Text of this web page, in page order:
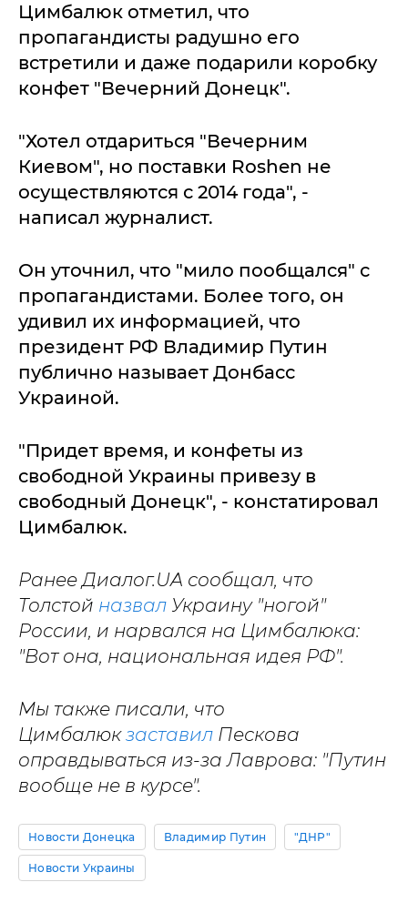
Цимбалюк отметил, что
пропагандисты радушно его
встретили и даже подарили коробку
конфет "Вечерний Донецк".
"Хотел отдариться "Вечерним
Киевом", но поставки Roshen не
осуществляются с 2014 года", -
написал журналист.
Он уточнил, что "мило пообщался" с
пропагандистами. Более того, он
удивил их информацией, что
президент РФ Владимир Путин
публично называет Донбасс
Украиной.
"Придет время, и конфеты из
свободной Украины привезу в
свободный Донецк", - констатировал
Цимбалюк.
Ранее Диалог.UA сообщал, что
Толстой назвал Украину "ногой"
России, и нарвался на Цимбалюка:
"Вот она, национальная идея РФ".
Мы также писали, что
Цимбалюкзаставил Пескова
оправдываться из-за Лаврова: "Путин
вообще не в курсе".
Новости Донецка Владимир Путин "ДНР"
Новости Украины